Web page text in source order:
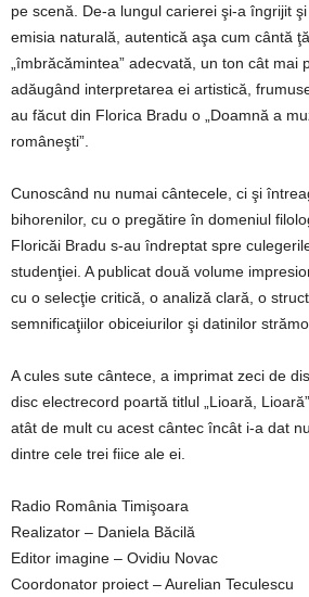
pe scenă. De-a lungul carierei şi-a îngrijit
emisia naturală, autentică aşa cum cântă
„îmbrăcămintea” adecvată, un ton cât mai
adăugând interpretarea ei artistică,
au făcut din Florica Bradu o „Doamnă a
româneşti”.
Cunoscând nu numai cântecele, ci şi
bihorenilor, cu o pregătire în domeniul
Floricăi Bradu s-au îndreptat spre
studenţiei. A publicat două volume
cu o selecţie critică, o analiză clară, o
semnificaţiilor obiceiurilor şi datinilor
A cules sute cântece, a imprimat zeci de
disc electrecord poartă titlul „Lioară,
atât de mult cu acest cântec încât i-a dat
dintre cele trei fiice ale ei.
Radio România Timişoara
Realizator – Daniela Băcilă
Editor imagine – Ovidiu Novac
Coordonator proiect – Aurelian Teculescu